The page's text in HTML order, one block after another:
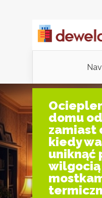
domu
zamiast
kiedy
uniknąć
wilgocią